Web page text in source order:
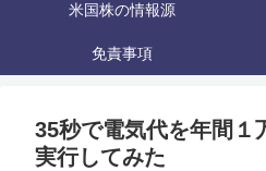
米国株の情報源
免責事項
35秒で電気代を年間１
実行してみた